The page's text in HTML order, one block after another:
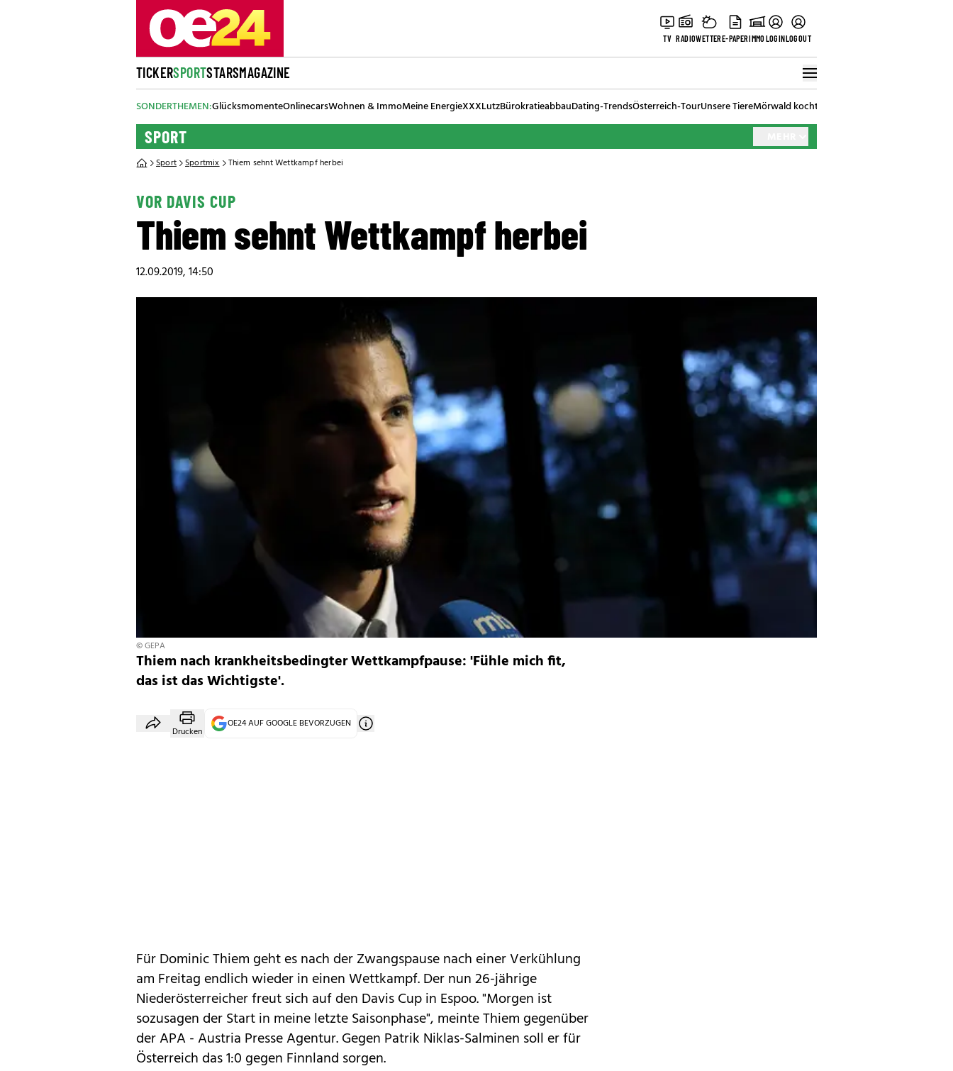
TV RADIOWETTERE-PAPERIMMOLOGINLOGOUT
TICKERSPORTSTARSMAGAZINE
SONDERTHEMEN:GlücksmomenteOnlinecarsWohnen & ImmoMeine EnergieXXXLutzBürokratieabbauDating-TrendsÖsterreich-TourUnsere TiereMörwald kocht
SPORT
Sport Sportmix Thiem sehnt Wettkampf herbei
VOR DAVIS CUP
Thiem sehnt Wettkampf herbei
12.09.2019, 14:50
© GEPA
Thiem nach krankheitsbedingter Wettkampfpause: 'Fühle mich fit,
das ist das Wichtigste'.
Drucken
OE24 AUF GOOGLE BEVORZUGEN
Für Dominic Thiem geht es nach der Zwangspause nach einer Verkühlung
am Freitag endlich wieder in einen Wettkampf. Der nun 26-jährige
Niederösterreicher freut sich auf den Davis Cup in Espoo. "Morgen ist
sozusagen der Start in meine letzte Saisonphase", meinte Thiem gegenüber
der APA - Austria Presse Agentur. Gegen Patrik Niklas-Salminen soll er für
Österreich das 1:0 gegen Finnland sorgen.